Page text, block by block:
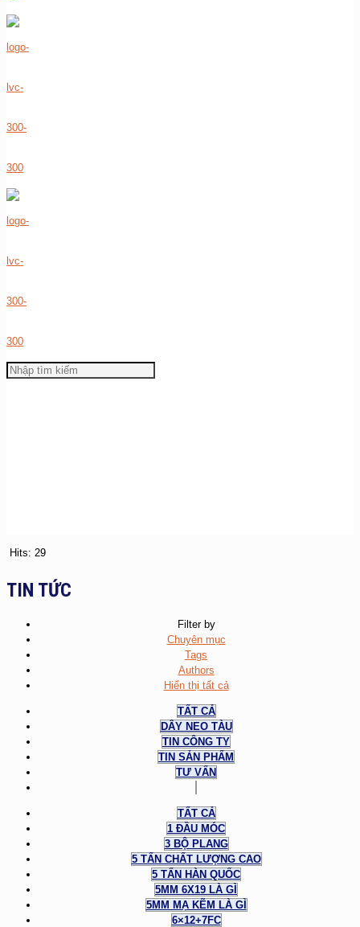
Hits: 29
TIN TỨC
Filter by
Chuyên mục
Tags
Authors
Hiển thị tất cả
TẤT CẢ
DÂY NEO TÀU
TIN CÔNG TY
TIN SẢN PHẨM
TƯ VẤN
TẤT CẢ
1 ĐẦU MÓC
3 BỘ PLANG
5 TẤN CHẤT LƯỢNG CAO
5 TẤN HÀN QUỐC
5MM 6X19 LÀ GÌ
5MM MẠ KẼM LÀ GÌ
6×12+7FC